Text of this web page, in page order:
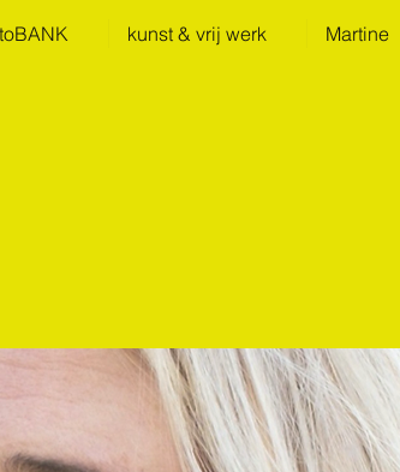
kunst & vrij werk Martine